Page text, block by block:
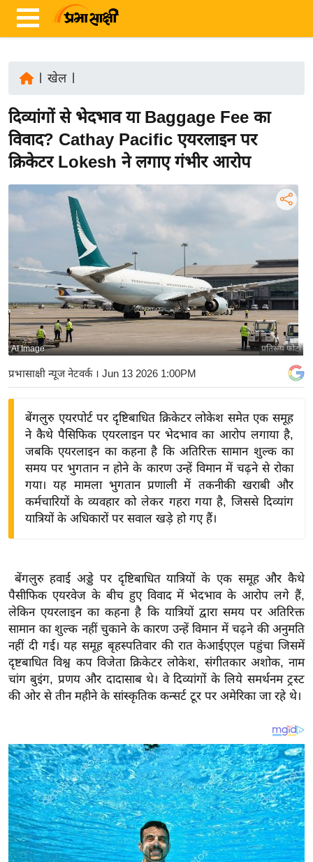
ज़ा
ख
ब
र
ष्ट्री
य
त
ष्ट्री
य
बि
ज़
ने
द्यो
ष
ज्ञ
रा
य
ब
ज
ट
क्रि
के
ट
I
P
L
खेल|
दिव्यांगों से भेदभाव या Baggage Fee का
विवाद? Cathay Pacific एयरलाइन पर
क्रिकेटर Lokesh ने लगाए गंभीर आरोप
प्रतिरूप फोटो
AI Image
प्रभासाक्षी न्यूज नेटवर्क। Jun 13 2026 1:00PM
बेंगलुरु एयरपोर्ट पर दृष्टिबाधित क्रिकेटर लोकेश समेत एक समूह
ने कैथे पैसिफिक एयरलाइन पर भेदभाव का आरोप लगाया है,
जबकि एयरलाइन का कहना है कि अतिरिक्त सामान शुल्क का
समय पर भुगतान न होने के कारण उन्हें विमान में चढ़ने से रोका
गया। यह मामला भुगतान प्रणाली में तकनीकी खराबी और
कर्मचारियों के व्यवहार को लेकर गहरा गया है, जिससे दिव्यांग
यात्रियों के अधिकारों पर सवाल खड़े हो गए हैं।
बेंगलुरु हवाई अड्डे पर दृष्टिबाधित यात्रियों के एक समूह और कैथे
पैसीफिक एयरवेज के बीच हुए विवाद में भेदभाव के आरोप लगे हैं,
लेकिन एयरलाइन का कहना है कि यात्रियों द्वारा समय पर अतिरिक्त
सामान का शुल्क नहीं चुकाने के कारण उन्हें विमान में चढ़ने की अनुमति
नहीं दी गई। यह समूह बृहस्पतिवार की रात केआईएएल पहुंचा जिसमें
दृष्टबाधित विश्व कप विजेता क्रिकेटर लोकेश, संगीतकार अशोक, नाम
चांग बुइंग, प्रणय और दादासाब थे। वे दिव्यांगों के लिये समर्थनम ट्रस्ट
की ओर से तीन महीने के सांस्कृतिक कन्सर्ट टूर पर अमेरिका जा रहे थे।